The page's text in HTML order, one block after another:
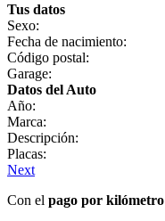
Tus datos
Sexo:
Fecha de nacimiento:
Código postal:
Garage:
Datos del Auto
Año:
Marca:
Descripción:
Placas:
Next
Con el pago por kilómetro